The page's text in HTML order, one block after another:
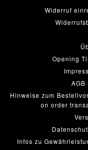
Widerruf
Opening
AGB
Hinweise zum
on order
Infos zu